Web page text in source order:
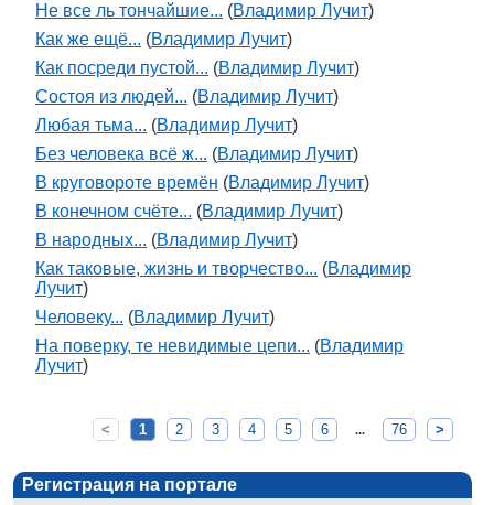
Не все ль тончайшие... (Владимир Лучит)
Как же ещё... (Владимир Лучит)
Как посреди пустой... (Владимир Лучит)
Состоя из людей... (Владимир Лучит)
Любая тьма... (Владимир Лучит)
Без человека всё ж... (Владимир Лучит)
В круговороте времён (Владимир Лучит)
В конечном счёте... (Владимир Лучит)
В народных... (Владимир Лучит)
Как таковые, жизнь и творчество... (Владимир
Лучит)
Человеку... (Владимир Лучит)
На поверку, те невидимые цепи... (Владимир
Лучит)
< 1 2 3 4 5 6 ... 76 >
Регистрация на портале